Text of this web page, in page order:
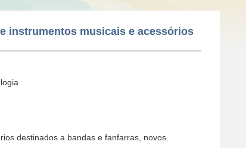
instrumentos musicais e acessórios
destinados a bandas e fanfarras, novos.